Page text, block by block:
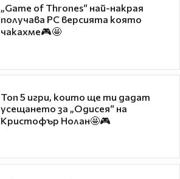
„Game of Thrones“ най-накрая
получава PC версията която
чакахме🎮🤩
Топ 5 игри, които ще ти дадат
усещането за „Одисея“ на
Кристофър Нолан🤩🎮